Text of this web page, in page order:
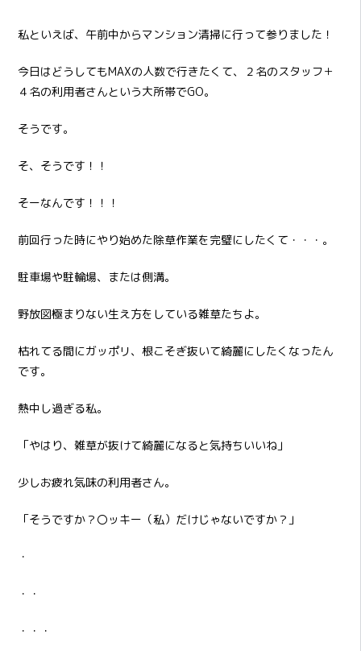
私といえば、午前中からマンション清掃に行って参りました！
今日はどうしてもMAXの人数で行きたくて、２名のスタッフ＋
４名の利用者さんという大所帯でGO。
そうです。
そ、そうです！！
そーなんです！！！
前回行った時にやり始めた除草作業を完璧にしたくて・・・。
駐車場や駐輪場、または側溝。
野放図極まりない生え方をしている雑草たちよ。
枯れてる間にガッポリ、根こそぎ抜いて綺麗にしたくなったん
です。
熱中し過ぎる私。
「やはり、雑草が抜けて綺麗になると気持ちいいね」
少しお疲れ気味の利用者さん。
「そうですか？〇ッキー（私）だけじゃないですか？」
・
・・
・・・